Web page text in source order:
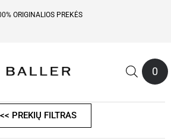
ORIGINALIOS PREKĖS
0
<< PREKIŲ FILTRAS